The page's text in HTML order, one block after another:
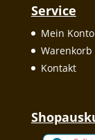
Service
Mein Konto
Warenkorb
Kontakt